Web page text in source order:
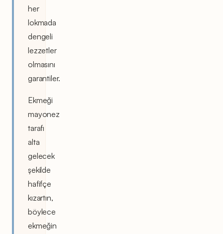
her
lokmada
dengeli
lezzetler
olmasını
garantiler.
Ekmeği
mayonez
tarafı
alta
gelecek
şekilde
hafifçe
kızartın,
böylece
ekmeğin